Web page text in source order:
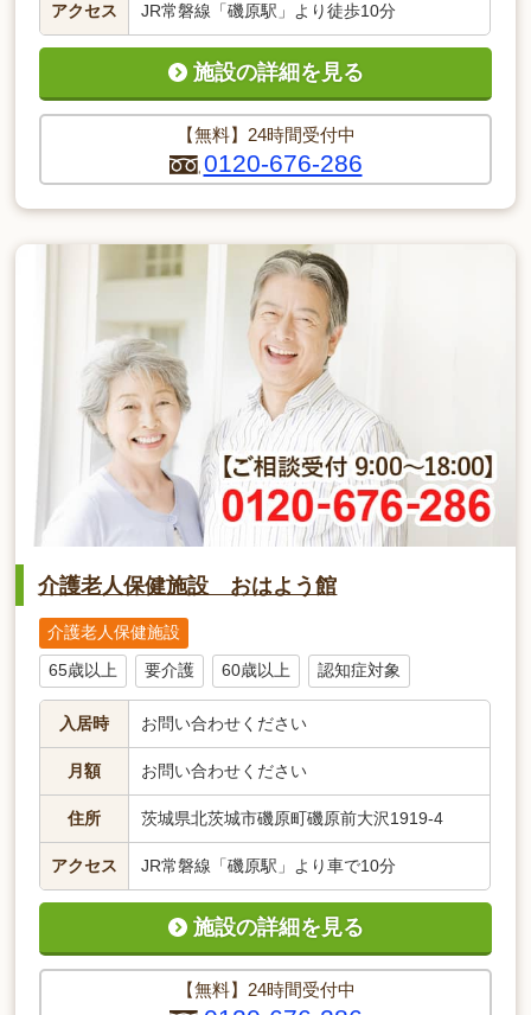
アクセス JR常磐線「磯原駅」より徒歩10分
【無料】24時間受付中
0120-676-286
施設の詳細を見る
介護老人保健施設 おはよう館
介護老人保健施設
65歳以上 要介護 60歳以上 認知症対象
入居時 お問い合わせください
月額 お問い合わせください
住所 茨城県北茨城市磯原町磯原前大沢1919-4
アクセス JR常磐線「磯原駅」より車で10分
【無料】24時間受付中
施設の詳細を見る